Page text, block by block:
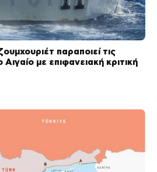
παραποιεί τις
με επιφανειακή κριτική